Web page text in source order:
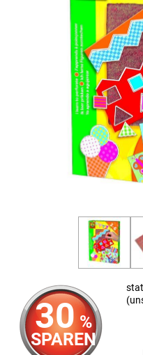
30 %
SPAREN